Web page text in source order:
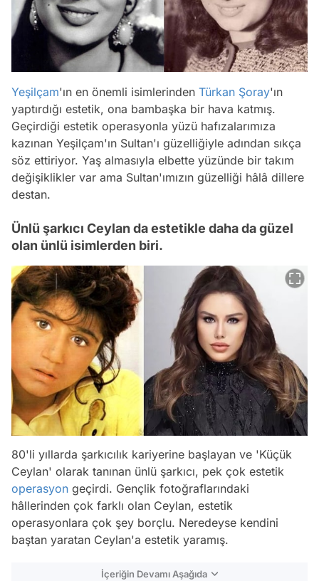
Yeşilçam'ın en önemli isimlerinden Türkan Şoray'ın
yaptırdığı estetik, ona bambaşka bir hava katmış.
Geçirdiği estetik operasyonla yüzü hafızalarımıza
kazınan Yeşilçam'ın Sultan'ı güzelliğiyle adından sıkça
söz ettiriyor. Yaş almasıyla elbette yüzünde bir takım
değişiklikler var ama Sultan'ımızın güzelliği hâlâ dillere
destan.
Ünlü şarkıcı Ceylan da estetikle daha da güzel
olan ünlü isimlerden biri.
80'li yıllarda şarkıcılık kariyerine başlayan ve 'Küçük
Ceylan' olarak tanınan ünlü şarkıcı, pek çok estetik
operasyon geçirdi. Gençlik fotoğraflarındaki
hâllerinden çok farklı olan Ceylan, estetik
operasyonlara çok şey borçlu. Neredeyse kendini
baştan yaratan Ceylan'a estetik yaramış.
İçeriğin Devamı Aşağıda